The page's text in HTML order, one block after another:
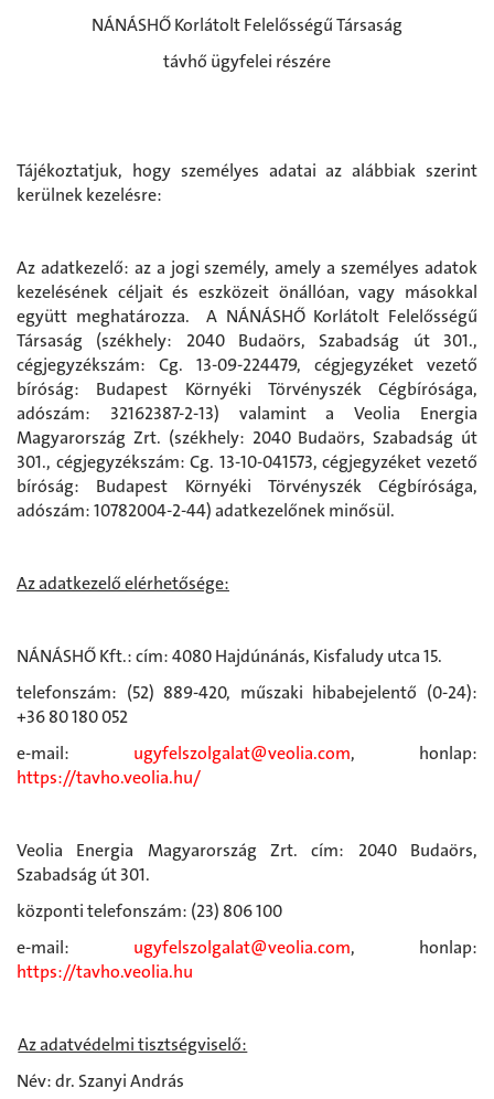
NÁNÁSHŐ Korlátolt Felelősségű Társaság
távhő ügyfelei részére
Tájékoztatjuk, hogy személyes adatai az alábbiak szerint
kerülnek kezelésre:
Az adatkezelő: az a jogi személy, amely a személyes adatok
kezelésének céljait és eszközeit önállóan, vagy másokkal
együtt meghatározza. A NÁNÁSHŐ Korlátolt Felelősségű
Társaság (székhely: 2040 Budaörs, Szabadság út 301.,
cégjegyzékszám: Cg. 13-09-224479, cégjegyzéket vezető
bíróság: Budapest Környéki Törvényszék Cégbírósága,
adószám: 32162387-2-13) valamint a Veolia Energia
Magyarország Zrt. (székhely: 2040 Budaörs, Szabadság út
301., cégjegyzékszám: Cg. 13-10-041573, cégjegyzéket vezető
bíróság: Budapest Környéki Törvényszék Cégbírósága,
adószám: 10782004-2-44) adatkezelőnek minősül.
Az adatkezelő elérhetősége:
NÁNÁSHŐ Kft.: cím: 4080 Hajdúnánás, Kisfaludy utca 15.
telefonszám: (52) 889-420, műszaki hibabejelentő (0-24):
+36 80 180 052
e-mail: ugyfelszolgalat@veolia.com, honlap:
https://tavho.veolia.hu/
Veolia Energia Magyarország Zrt. cím: 2040 Budaörs,
Szabadság út 301.
központi telefonszám: (23) 806 100
e-mail: ugyfelszolgalat@veolia.com, honlap:
https://tavho.veolia.hu
Az adatvédelmi tisztségviselő:
Név: dr. Szanyi András